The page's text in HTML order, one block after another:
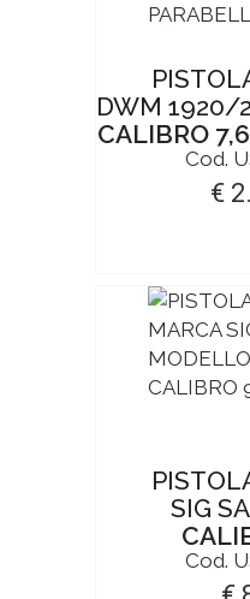
DWM 1920/23
CALIBRO
Cod.
€
SIG
Cod.